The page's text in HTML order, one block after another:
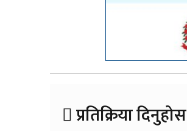
प्रतिक्रिया दिनुहोस